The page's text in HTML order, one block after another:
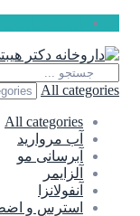
All categories
All categories
آب مروارید
آبرسانی مو
آلزایمر
آنفولانزا
استرس و